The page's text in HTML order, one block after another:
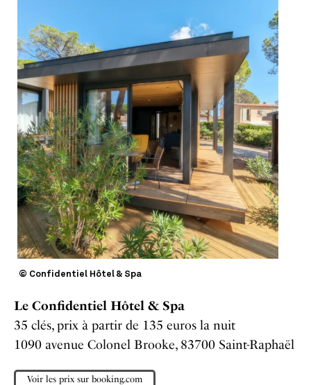
© Confidentiel Hôtel & Spa
Le Confidentiel Hôtel & Spa
35 clés, prix à partir de 135 euros la nuit
1090 avenue Colonel Brooke, 83700 Saint-Raphaël
Voir les prix sur booking.com